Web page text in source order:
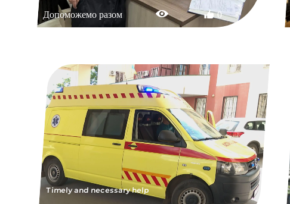
Допоможемо разом 0
Timely and necessary help